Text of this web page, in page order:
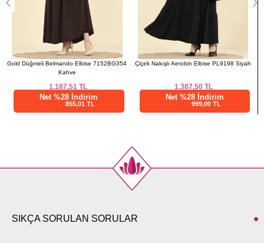
Çiçek Nakışlı Aerobin Elbise PL9198 Siyah
1.387,50 TL
Net %28 İndirim
999,00 TL
Manşeti Lastik Detaylı Elbise 7103ERK1158
850,00TL
Net %28 İndirim
612,01 TL
SIKÇA SORULAN SORULAR